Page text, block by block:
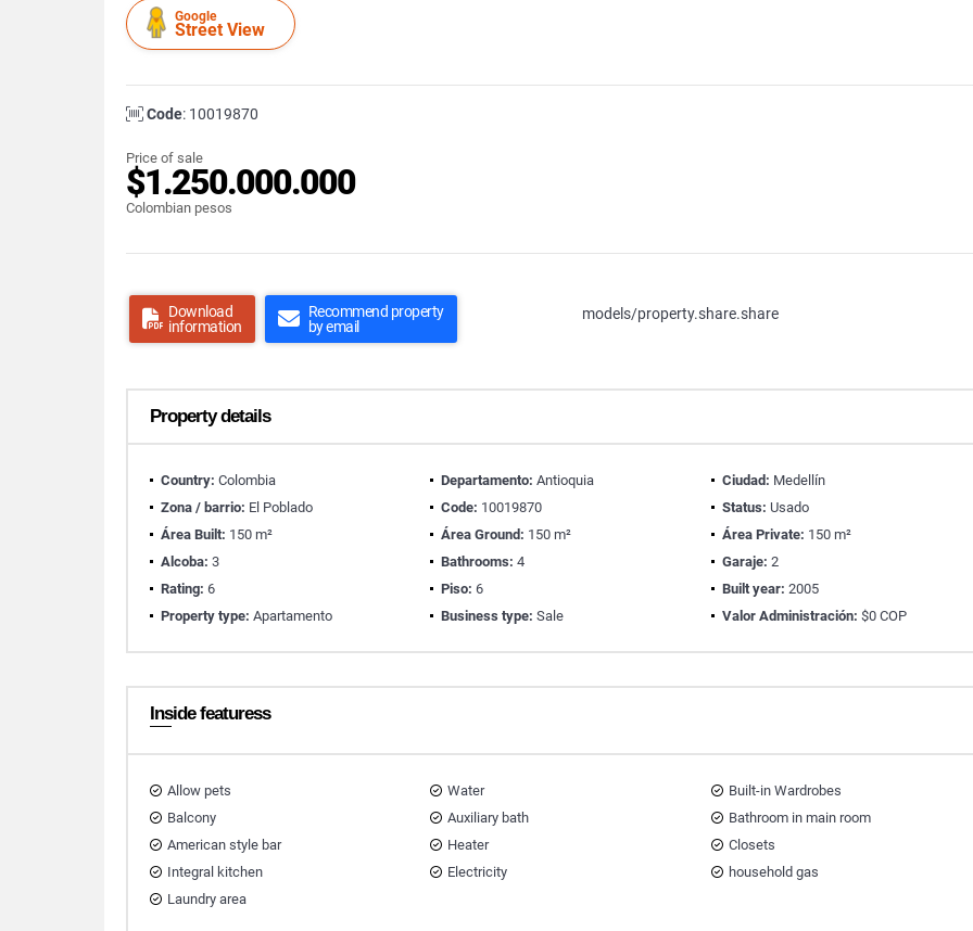
Google
Street View
Code: 10019870
Price of sale
$1.250.000.000
Colombian pesos
Download
information
Recommend property
by email
models/property.share.share
Property details
Country: Colombia Departamento: Antioquia Ciudad: Medellín
Zona / barrio: El Poblado Code: 10019870 Status: Usado
Área Built: 150 m² Área Ground: 150 m² Área Private: 150 m²
Alcoba: 3 Bathrooms: 4 Garaje: 2
Rating: 6 Piso: 6 Built year: 2005
Property type: Apartamento Business type: Sale Valor Administración: $0 COP
Inside featuress
Allow pets Water
Built-in Wardrobes
Balcony
Auxiliary bath
Bathroom in main room
American style bar
Heater
Closets
Integral kitchen
Electricity
household gas
Laundry area